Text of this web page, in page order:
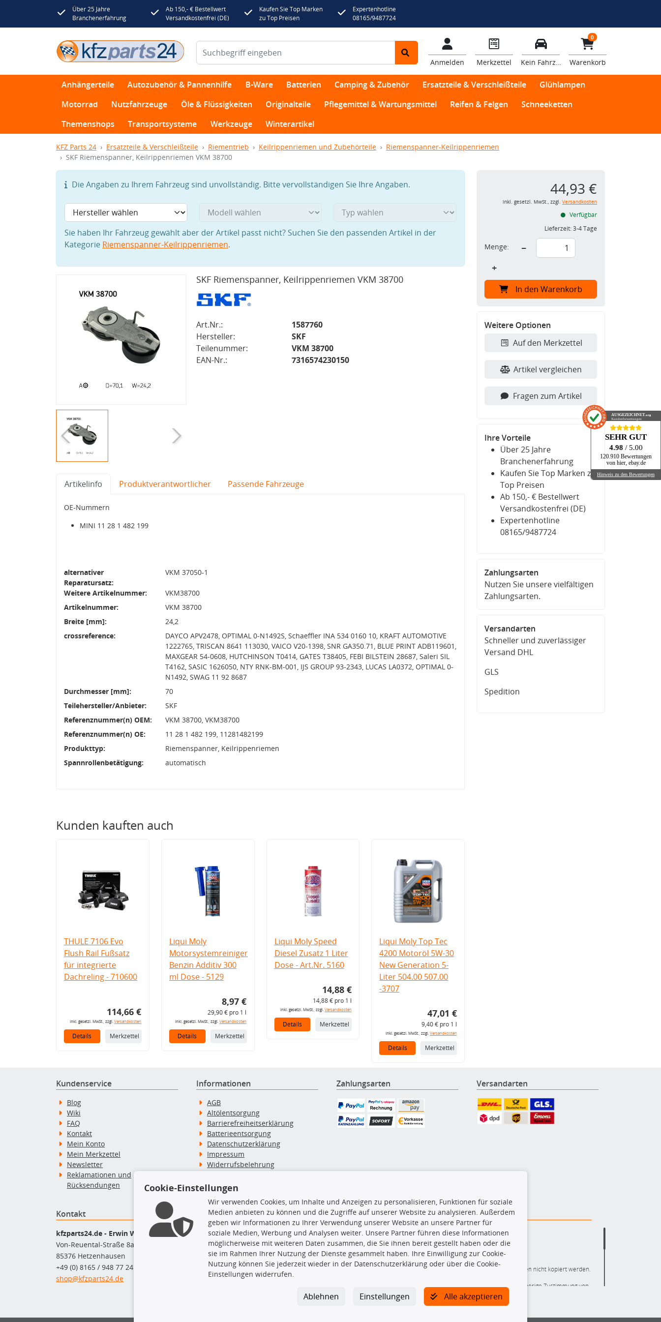
Über 25 Jahre
Branchenerfahrung
Ab 150,- € Bestellwert
Versandkostenfrei (DE)
Kaufen Sie Top Marken
zu Top Preisen
Expertenhotline
08165/9487724
Anmelden Merkzettel Kein Fahrzeug
0
Warenkorb
Anhängerteile Autozubehör & Pannenhilfe B-Ware Batterien Camping & Zubehör Ersatzteile & Verschleißteile
Glühlampen
Motorrad
Nutzfahrzeuge Öle & Flüssigkeiten Originalteile Pflegemittel & Wartungsmittel Reifen & Felgen
Schneeketten
Themenshops
Transportsysteme Werkzeuge Winterartikel
KFZ Parts 24 Ersatzteile & Verschleißteile Riementrieb Keilrippenriemen und Zubehörteile
Riemenspanner-Keilrippenriemen
SKF Riemenspanner, Keilrippenriemen VKM 38700
Die Angaben zu Ihrem Fahrzeug sind unvollständig. Bitte vervollständigen Sie Ihre Angaben.
Sie haben Ihr Fahrzeug gewählt aber der Artikel passt nicht? Suchen Sie den passenden Artikel in der
Kategorie Riemenspanner-Keilrippenriemen.
SKF Riemenspanner, Keilrippenriemen VKM 38700
Art.Nr.:
1587760
Hersteller:
SKF
Teilenummer:
VKM 38700
EAN-Nr.:
7316574230150
Artikelinfo Produktverantwortlicher Passende Fahrzeuge
OE-Nummern
MINI 11 28 1 482 199
alternativer
Reparatursatz:
VKM 37050-1
Weitere Artikelnummer:
VKM38700
Artikelnummer:
VKM 38700
Breite [mm]:
24,2
crossreference:
DAYCO APV2478, OPTIMAL 0-N1492S, Schaeffler INA 534 0160 10, KRAFT AUTOMOTIVE
1222765, TRISCAN 8641 113030, VAICO V20-1398, SNR GA350.71, BLUE PRINT ADB119601,
MAXGEAR 54-0608, HUTCHINSON T0414, GATES T38405, FEBI BILSTEIN 28687, Saleri SIL
T4162, SASIC 1626050, NTY RNK-BM-001, IJS GROUP 93-2343, LUCAS LA0372, OPTIMAL 0-
N1492, SWAG 11 92 8687
Durchmesser [mm]:
70
Teilehersteller/Anbieter:
SKF
Referenznummer(n) OEM:
VKM 38700, VKM38700
Referenznummer(n) OE:
11 28 1 482 199, 11281482199
Produkttyp:
Riemenspanner, Keilrippenriemen
Spannrollenbetätigung:
automatisch
Kunden kauften auch
THULE 7106 Evo
Flush Rail Fußsatz
für integrierte
Dachreling - 710600
114,66 €
inkl. gesetzl. MwSt., zzgl.Versandkosten
Details Merkzettel
Liqui Moly
Motorsystemreiniger
Benzin Additiv 300
ml Dose - 5129
8,97 €
29,90 € pro 1 l
inkl. gesetzl. MwSt., zzgl.Versandkosten
Details Merkzettel
Liqui Moly Speed
Diesel Zusatz 1 Liter
Dose - Art.Nr. 5160
14,88 €
14,88 € pro 1 l
inkl. gesetzl. MwSt., zzgl. Versandkosten
Details Merkzettel
Liqui Moly Top Tec
4200 Motoröl 5W-30
New Generation 5-
Liter 504.00 507.00
-3707
47,01 €
9,40 € pro 1 l
inkl. gesetzl. MwSt., zzgl. Versandkosten
Details Merkzettel
44,93 €
inkl. gesetzl. MwSt., zzgl. Versandkosten
Verfügbar
Lieferzeit:3-4 Tage
Menge:
−
+
In den Warenkorb
Weitere Optionen
Auf den Merkzettel
Artikel vergleichen
Fragen zum Artikel
Ihre Vorteile
Über 25 Jahre
Branchenerfahrung
Kaufen Sie Top Marken zu
Top Preisen
Ab 150,- € Bestellwert
Versandkostenfrei (DE)
Expertenhotline
08165/9487724
Zahlungsarten
Nutzen Sie unsere vielfältigen
Zahlungsarten.
Versandarten
Schneller und zuverlässiger
Versand DHL
GLS
Spedition
Kundenservice
Blog
Wiki
FAQ
Kontakt
Mein Konto
Mein Merkzettel
Newsletter
Reklamationen und
Rücksendungen
Informationen
AGB
Altölentsorgung
Barrierefreiheitserklärung
Batterieentsorgung
Datenschutzerklärung
Impressum
Widerrufsbelehrung
Zahlung & Versand
Zahlungsarten Versandarten
Kontakt
kfzparts24.de - Erwin Weber GmbH
Von-Reuental-Straße 8a
85376 Hetzenhausen
+49 (0) 8165 / 948 77 24
shop@kfzparts24.de
Top Produkte
Dachboxen
Dachgrundträger
Ersatzteile
Fahrradträger
Motoröle
TecDoc Inside
Die hier angezeigten Daten insbesondere die gesamte Datenbank dürfen nicht kopiert werden.
Es ist zu unterlassen, die Daten oder die gesamte Datenbank ohne vorherige Zustimmung von
TecDoc zu vervielfältigen, zu verbreiten und/oder diese Handlungen durch Dritte ausführen zu
lassen. Ein Zuwiderhandeln stellt eine Urheberrechtsverletzung dar und wird verfolgt.
Bitte prüfen Sie, ob das über unseren Onlineshop identifizierte Ersatzteil auch tatsächlich dem
Cookie-Einstellungen
Wir verwenden Cookies, um Inhalte und Anzeigen zu personalisieren, Funktionen für soziale
Medien anbieten zu können und die Zugriffe auf unserer Website zu analysieren. Außerdem
geben wir Informationen zu Ihrer Verwendung unserer Website an unsere Partner für
soziale Medien, Werbung und Analysen weiter. Unsere Partner führen diese Informationen
möglicherweise mit weiteren Daten zusammen, die Sie ihnen bereit gestellt haben oder die
sie im Rahmen Ihrer Nutzung der Dienste gesammelt haben. Ihre Einwilligung zur Cookie-
Nutzung können Sie jederzeit wieder in der Datenschutzerklärung oder über die Cookie-
Einstellungen widerrufen.
Alle akzeptieren
Einstellungen
Ablehnen
AUSGEZEICHNET.org
Kundenbewertungen
SEHR GUT
4.98 / 5.00
120.910 Bewertungen
von hier, ebay.de
Hinweis zu den Bewertungen